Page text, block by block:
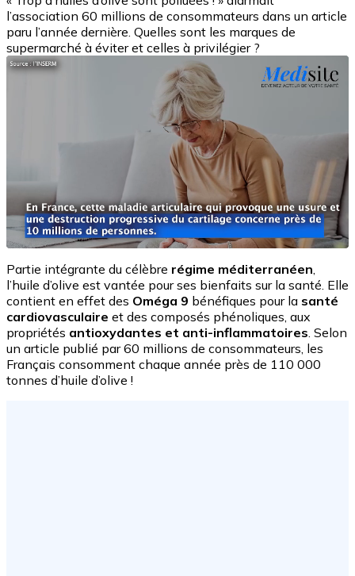
l’association 60 millions de consommateurs dans un article
paru l’année dernière. Quelles sont les marques de
supermarché à éviter et celles à privilégier ?
Partie intégrante du célèbre régime méditerranéen,
l’huile d’olive est vantée pour ses bienfaits sur la santé. Elle
contient en effet des Oméga 9 bénéfiques pour la santé
cardiovasculaire et des composés phénoliques, aux
propriétés antioxydantes et anti-inflammatoires. Selon
un article publié par 60 millions de consommateurs, les
Français consomment chaque année près de 110 000
tonnes d’huile d’olive !